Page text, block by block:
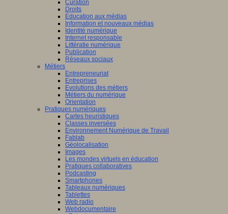
Curation
Droits
Education aux médias
Information et nouveaux médias
Identité numérique
Internet responsable
Littératie numérique
Publication
Réseaux sociaux
Métiers
Entrepreneuriat
Entreprises
Evolutions des métiers
Métiers du numérique
Orientation
Pratiques numériques
Cartes heuristiques
Classes inversées
Environnement Numérique de Travail
Fablab
Géolocalisation
Images
Les mondes virtuels en éducation
Pratiques collaboratives
Podcasting
Smartphones
Tableaux numériques
Tablettes
Web radio
Webdocumentaire